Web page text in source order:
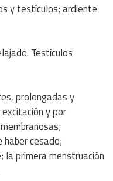
y testículos; ardiente
Testículos
prolongadas y
y por
cesado;
la primera menstruación